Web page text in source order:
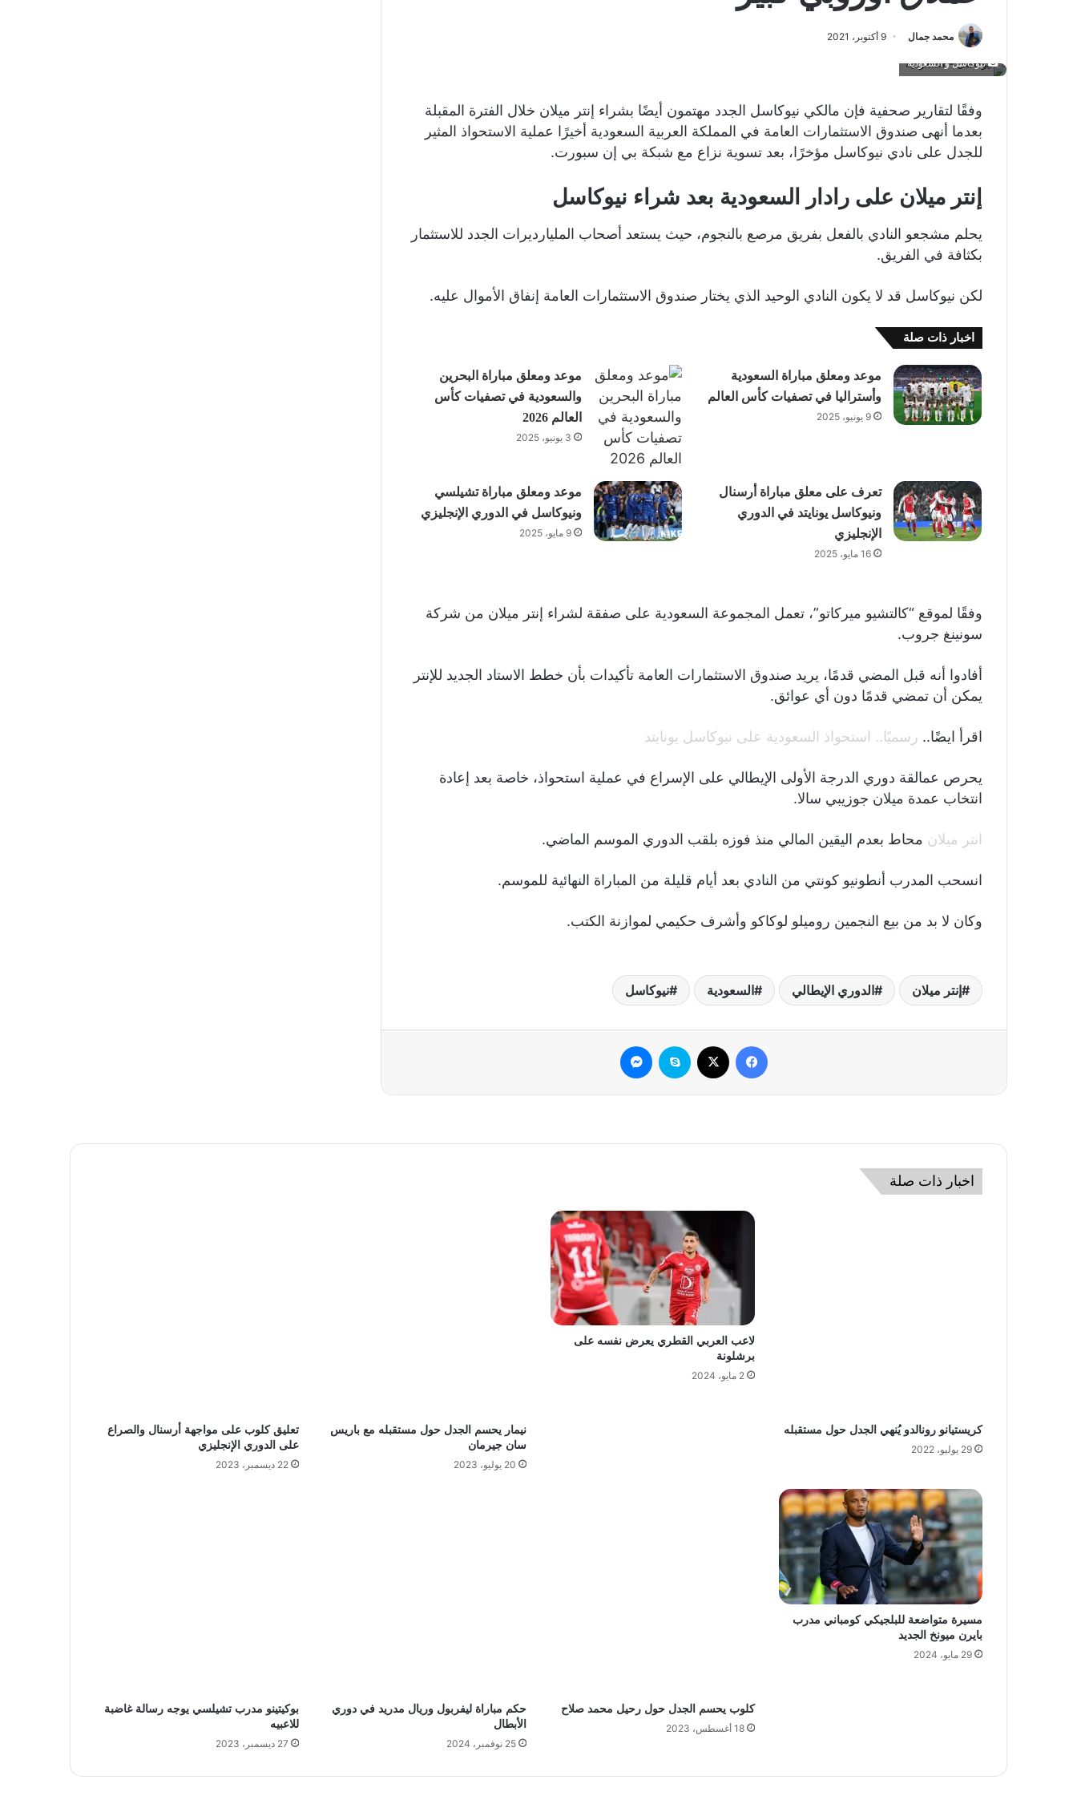
محمد جمال 9 أكتوبر، 2021
نيوكاسل و السعودية
وفقًا لتقارير صحفية فإن مالكي نيوكاسل الجدد مهتمون أيضًا بشراء إنتر ميلان خلال الفترة المقبلة
بعدما أنهى صندوق الاستثمارات العامة في المملكة العربية السعودية أخيرًا عملية الاستحواذ المثير
للجدل على نادي نيوكاسل مؤخرًا، بعد تسوية نزاع مع شبكة بي إن سبورت.
إنتر ميلان على رادار السعودية بعد شراء نيوكاسل
يحلم مشجعو النادي بالفعل بفريق مرصع بالنجوم، حيث يستعد أصحاب المليارديرات الجدد للاستثمار
بكثافة في الفريق.
لكن نيوكاسل قد لا يكون النادي الوحيد الذي يختار صندوق الاستثمارات العامة إنفاق الأموال عليه.
اخبار ذات صلة
موعد ومعلق مباراة السعودية
وأستراليا في تصفيات كأس العالم
9 يونيو، 2025
موعد ومعلق مباراة البحرين
والسعودية في تصفيات كأس
العالم 2026
3 يونيو، 2025
تعرف على معلق مباراة أرسنال
ونيوكاسل يونايتد في الدوري
الإنجليزي
16 مايو، 2025
موعد ومعلق مباراة تشيلسي
ونيوكاسل في الدوري الإنجليزي
9 مايو، 2025
وفقًا لموقع “كالتشيو ميركاتو”، تعمل المجموعة السعودية على صفقة لشراء إنتر ميلان من شركة
سونينغ جروب.
أفادوا أنه قبل المضي قدمًا، يريد صندوق الاستثمارات العامة تأكيدات بأن خطط الاستاد الجديد للإنتر
يمكن أن تمضي قدمًا دون أي عوائق.
اقرأ ايضًا.. رسميًا.. استحواذ السعودية على نيوكاسل يونايتد
يحرص عمالقة دوري الدرجة الأولى الإيطالي على الإسراع في عملية استحواذ، خاصة بعد إعادة
انتخاب عمدة ميلان جوزيبي سالا.
انتر ميلان محاط بعدم اليقين المالي منذ فوزه بلقب الدوري الموسم الماضي.
انسحب المدرب أنطونيو كونتي من النادي بعد أيام قليلة من المباراة النهائية للموسم.
وكان لا بد من بيع النجمين روميلو لوكاكو وأشرف حكيمي لموازنة الكتب.
إنتر ميلان الدوري الإيطالي السعودية نيوكاسل
فيسبوك سكايب
اخبار ذات صلة
كريستيانو رونالدو يُنهي الجدل حول مستقبله
29 يوليو، 2022
لاعب العربي القطري يعرض نفسه على
برشلونة
2 مايو، 2024
نيمار يحسم الجدل حول مستقبله مع باريس
سان جيرمان
20 يوليو، 2023
تعليق كلوب على مواجهة أرسنال والصراع
على الدوري الإنجليزي
22 ديسمبر، 2023
مسيرة متواضعة للبلجيكي كومباني مدرب
بايرن ميونخ الجديد
29 مايو، 2024
كلوب يحسم الجدل حول رحيل محمد صلاح
18 أغسطس، 2023
حكم مباراة ليفربول وريال مدريد في دوري
الأبطال
25 نوفمبر، 2024
بوكيتينو مدرب تشيلسي يوجه رسالة غاضبة
للاعبيه
27 ديسمبر، 2023